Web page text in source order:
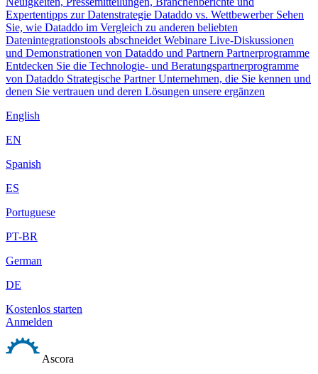
Expertentipps zur Datenstrategie Dataddo vs. Wettbewerber Sehen
Sie, wie Dataddo im Vergleich zu anderen beliebten
Datenintegrationstools abschneidet Webinare Live-Diskussionen
und Demonstrationen von Dataddo und Partnern Partnerprogramme
Entdecken Sie die Technologie- und Beratungspartnerprogramme
von Dataddo Strategische Partner Unternehmen, die Sie kennen und
denen Sie vertrauen und deren Lösungen unsere ergänzen
English
EN
Spanish
ES
Portuguese
PT-BR
German
DE
Kostenlos starten
Anmelden
Ascora